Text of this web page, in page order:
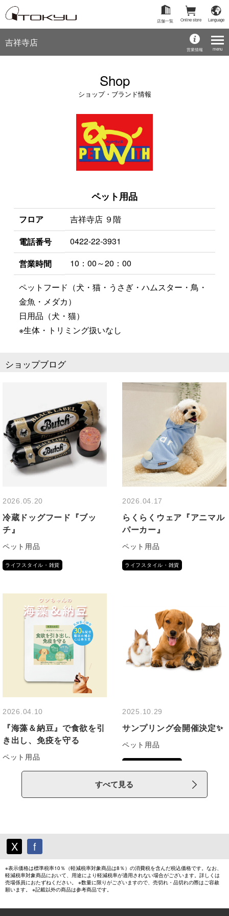
Language
Online store
店舗一覧
吉祥寺店
営業情報
Shop
ショップ・ブランド情報
ペット用品
ペットフード（犬・猫・うさぎ・ハムスター・鳥・
金魚・メダカ）
日用品（犬・猫）
※生体・トリミング扱いなし
フロア
吉祥寺店 ９階
電話番号
0422-22-3931
営業時間
10：00～20：00
ショップブログ
すべて見る
X f
※表示価格は標準税率10％（軽減税率対象商品は8％）の消費税を含んだ税込価格です。なお、
軽減税率対象商品において、用途により軽減税率が適用されない場合がございます。詳しくは
売場係員におたずねください。 ※数量に限りがございますので、売切れ・品切れの際はご容赦
願います。 ※記載以外の商品は参考商品です。
menu